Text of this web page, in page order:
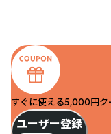
すぐに使える5,000円ク
ユーザー登録